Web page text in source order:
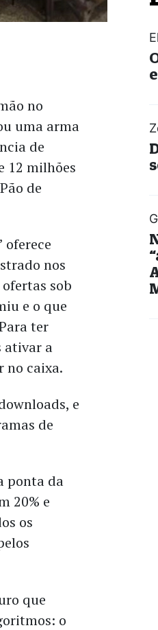
no
uma arma
de
12 milhões
de
oferece
nos
sob
e o que
ter
ativar a
no caixa.
e
de
ponta da
20% e
os
que
o